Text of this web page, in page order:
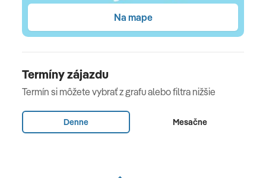
Jacuzzi: bez poplatku, outdoor
Osušky: Bez poplatku
lekár
Internet: WLAN/WiFi, v celom hoteli: zadarmo
Pranie: za príplatok
Recepčná služba, úschovňa služba
Spôsoby platby: TUI Card/VISA, MasterCard,
Na mape
Termíny zájazdu
Termín si môžete vybrať z grafu alebo filtra nižšie
Denne Mesačne